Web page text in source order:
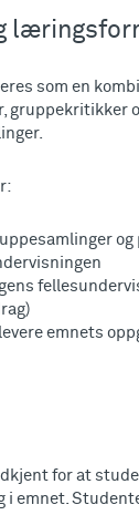
som en
gruppekritikker
og
emnets
for at
i emnet.